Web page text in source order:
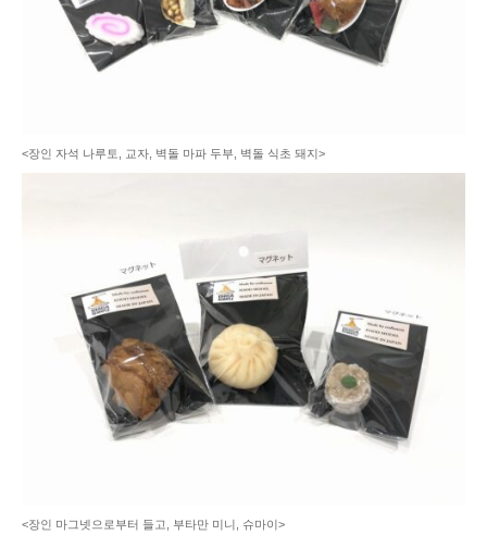
<장인 자석 나루토, 교자, 벽돌 마파 두부, 벽돌 식초 돼지>
<장인 마그넷으로부터 들고, 부타만 미니, 슈마이>